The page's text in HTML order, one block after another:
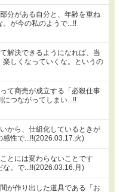
分がある自分と、年齢を重ね
が今の私のようで...!!
解決できるようになれば、当
しくなっていくな。というの
て商売が成立する「必殺仕事
につながってしまい...!!
から、仕組化しているときが
感性で...!!(2026.03.17.火)
とには変わらないことです
な。で...!!(2026.03.16.月)
が作り出した道具である「お